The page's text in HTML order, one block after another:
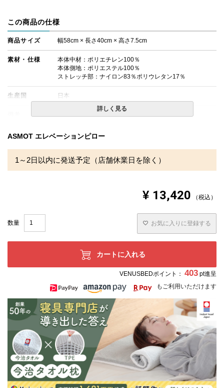
この商品の仕様
商品サイズ 幅58cm × 長さ40cm × 高さ7.5cm
素材・仕様
本体中材：ポリエチレン100％
本体側地：ポリエステル100％
ストレッチ部：ナイロン83％ポリウレタン17％
生産国 日本
発生する場合がございます。また発送予定も変更になる場
合があります。
詳しく見る
ASMOT エレベーションピロー
1～2日以内に発送予定（店舗休業日を除く）
¥ 13,420 税込
お気に入りに登録する
カートに入れる
VENUSBEDポイント： 403 pt進呈
もご利用いただけます